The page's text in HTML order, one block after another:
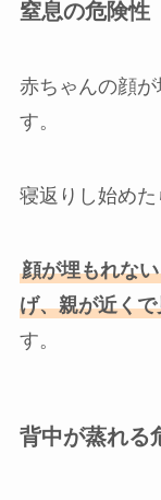
窒息の危険性
赤ちゃんの顔
す。
寝返りし始めた
顔が埋もれな
げ、親が近く
す。
背中が蒸れる